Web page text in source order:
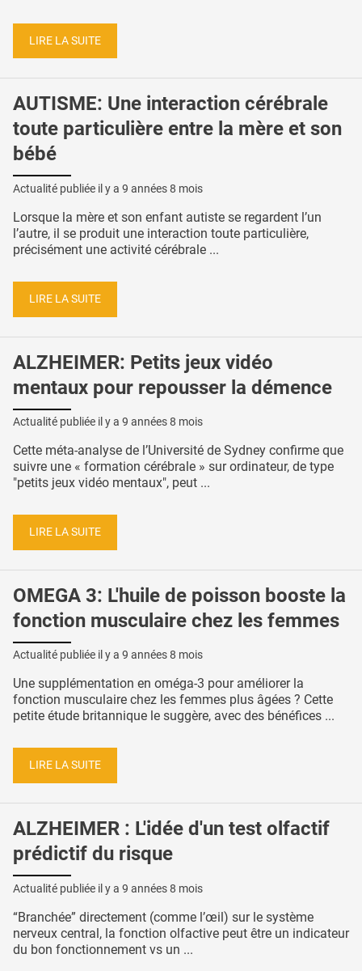
LIRE LA SUITE
AUTISME: Une interaction cérébrale
toute particulière entre la mère et son
bébé
Actualité publiée il y a 9 années 8 mois
Lorsque la mère et son enfant autiste se regardent l’un
l’autre, il se produit une interaction toute particulière,
précisément une activité cérébrale ...
LIRE LA SUITE
ALZHEIMER: Petits jeux vidéo
mentaux pour repousser la démence
Actualité publiée il y a 9 années 8 mois
Cette méta-analyse de l’Université de Sydney confirme que
suivre une « formation cérébrale » sur ordinateur, de type
"petits jeux vidéo mentaux", peut ...
LIRE LA SUITE
OMEGA 3: L'huile de poisson booste la
fonction musculaire chez les femmes
Actualité publiée il y a 9 années 8 mois
Une supplémentation en oméga-3 pour améliorer la
fonction musculaire chez les femmes plus âgées ? Cette
petite étude britannique le suggère, avec des bénéfices ...
LIRE LA SUITE
ALZHEIMER : L'idée d'un test olfactif
prédictif du risque
Actualité publiée il y a 9 années 8 mois
“Branchée” directement (comme l’œil) sur le système
nerveux central, la fonction olfactive peut être un indicateur
du bon fonctionnement vs un ...